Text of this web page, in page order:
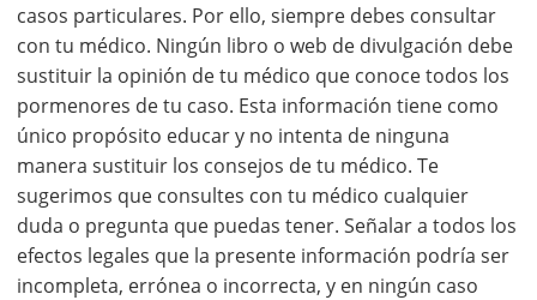
casos particulares. Por ello, siempre debes consultar
con tu médico. Ningún libro o web de divulgación debe
sustituir la opinión de tu médico que conoce todos los
pormenores de tu caso. Esta información tiene como
único propósito educar y no intenta de ninguna
manera sustituir los consejos de tu médico. Te
sugerimos que consultes con tu médico cualquier
duda o pregunta que puedas tener. Señalar a todos los
efectos legales que la presente información podría ser
incompleta, errónea o incorrecta, y en ningún caso